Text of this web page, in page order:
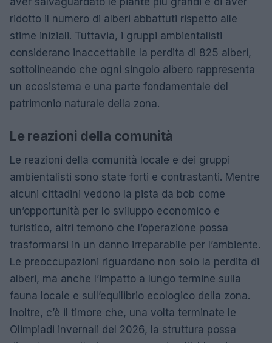
ridotto il numero di alberi abbattuti rispetto alle
stime iniziali. Tuttavia, i gruppi ambientalisti
considerano inaccettabile la perdita di 825 alberi,
sottolineando che ogni singolo albero rappresenta
un ecosistema e una parte fondamentale del
patrimonio naturale della zona.
Le reazioni della comunità
Le reazioni della comunità locale e dei gruppi
ambientalisti sono state forti e contrastanti. Mentre
alcuni cittadini vedono la pista da bob come
un’opportunità per lo sviluppo economico e
turistico, altri temono che l’operazione possa
trasformarsi in un danno irreparabile per l’ambiente.
Le preoccupazioni riguardano non solo la perdita di
alberi, ma anche l’impatto a lungo termine sulla
fauna locale e sull’equilibrio ecologico della zona.
Inoltre, c’è il timore che, una volta terminate le
Olimpiadi invernali del 2026, la struttura possa